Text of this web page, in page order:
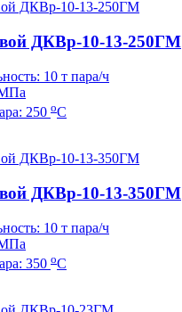
ДКВр-10-13-250ГМ
10 т пара/ч
250 оС
ДКВр-10-13-350ГМ
10 т пара/ч
350 оС